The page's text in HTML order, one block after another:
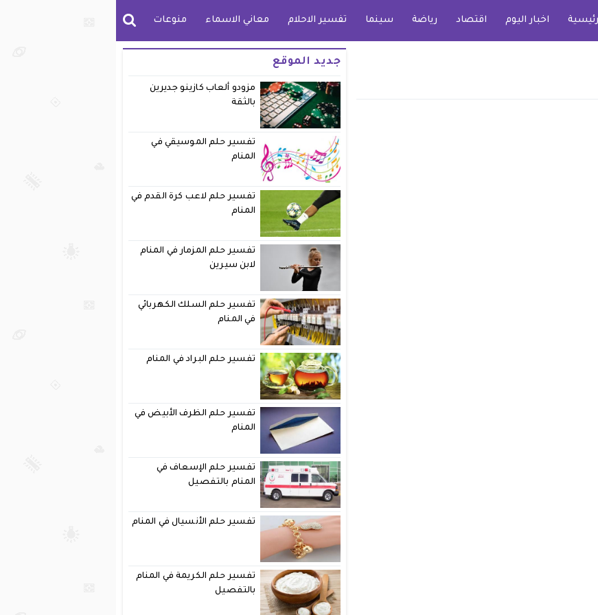
اخبار اليوم اقتصاد رياضة سينما تفسير الاحلام معاني الاسماء منوعات
جديد الموقع
مزودو ألعاب كازينو جديرين
بالثقة
تفسير حلم الموسيقي في
المنام
تفسير حلم لاعب كرة القدم في
المنام
تفسير حلم المزمار في المنام
لابن سيرين
تفسير حلم السلك الكهربائي
في المنام
تفسير حلم البراد في المنام
تفسير حلم الظرف الأبيض في
المنام
تفسير حلم الإسعاف في
المنام بالتفصيل
تفسير حلم الأنسيال في المنام
تفسير حلم الكريمة في المنام
بالتفصيل